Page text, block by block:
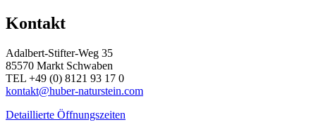
Kontakt
Adalbert-Stifter-Weg 35
85570 Markt Schwaben
TEL +49 (0) 8121 93 17 0
kontakt@huber-naturstein.com
Detaillierte Öffnungszeiten